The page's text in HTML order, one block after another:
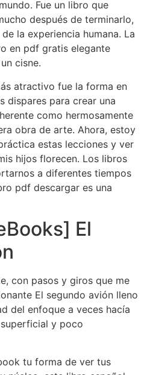
Fue un libro que
después de terminarlo,
la experiencia humana. La
en pdf gratis elegante
cisne.
atractivo fue la forma en
dispares para crear una
como hermosamente
obra de arte. Ahora, estoy
estas lecciones y ver
hijos florecen. Los libros
a diferentes tiempos
pdf descargar es una
El
con pasos y giros que me
El segundo avión lleno
del enfoque a veces hacía
y poco
tu forma de ver tus